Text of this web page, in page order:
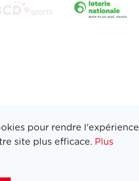
pour rendre l'expérience
site plus efficace. Plus